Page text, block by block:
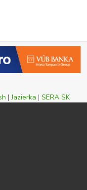
|Jazierka | SERA SK